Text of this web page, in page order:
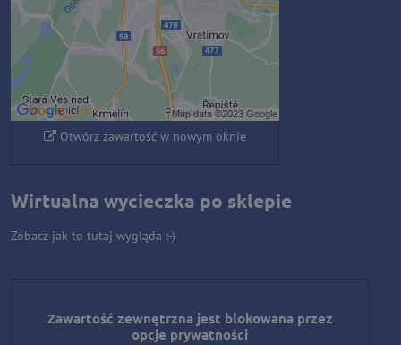
Zezwól raz
Zezwalaj zawsze - zgadzam się z
typem pliku cookie: Funkcjonalny
Otwórz zawartość w nowym oknie
Wirtualna wycieczka po sklepie
Zobacz jak to tutaj wygląda :-)
Zawartość zewnętrzna jest blokowana przez
opcje prywatności